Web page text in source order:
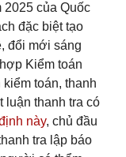
2025 của Quốc
đặc biệt tạo
đổi mới sáng
Kiểm toán
toán, thanh
luận thanh tra có
này, chủ đầu
tra lập báo